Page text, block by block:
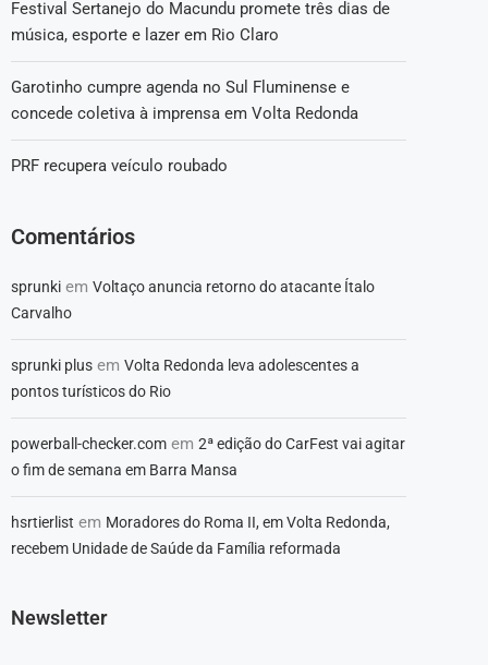
Festival Sertanejo do Macundu promete três dias de
música, esporte e lazer em Rio Claro
Garotinho cumpre agenda no Sul Fluminense e
concede coletiva à imprensa em Volta Redonda
PRF recupera veículo roubado
Comentários
sprunki em Voltaço anuncia retorno do atacante Ítalo
Carvalho
sprunki plus em Volta Redonda leva adolescentes a
pontos turísticos do Rio
powerball-checker.com em 2ª edição do CarFest vai agitar
o fim de semana em Barra Mansa
hsrtierlist em Moradores do Roma II, em Volta Redonda,
recebem Unidade de Saúde da Família reformada
Newsletter